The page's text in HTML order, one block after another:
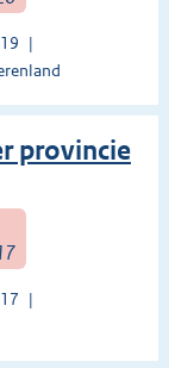
provincie